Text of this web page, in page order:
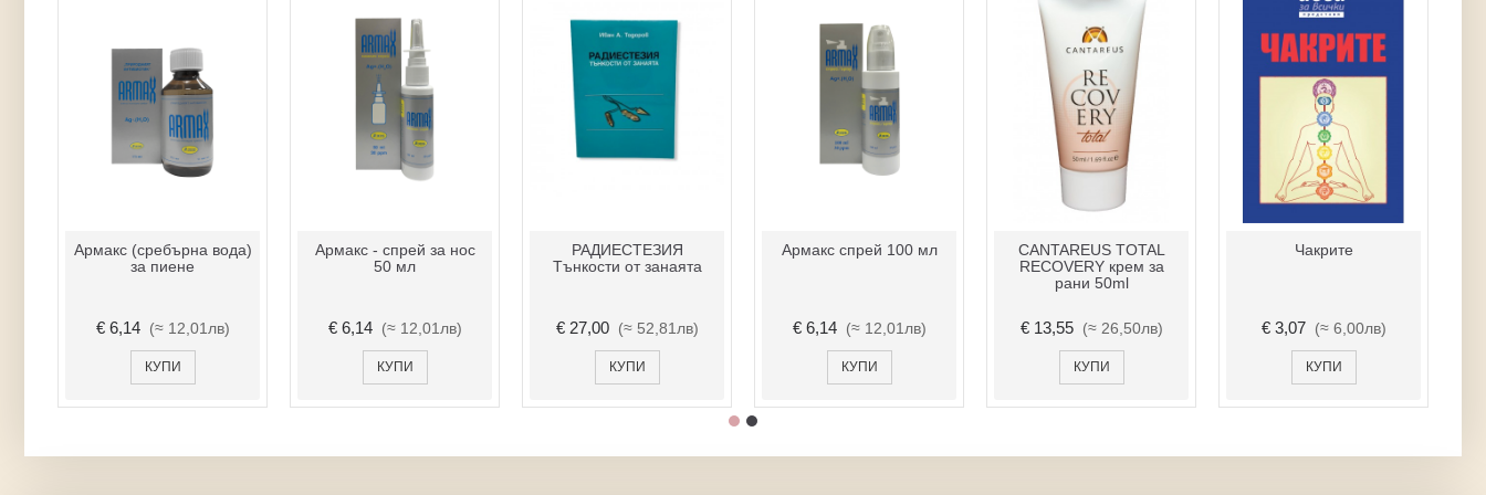
Армакс (сребърна вода)
за пиене
€ 6,14 (≈ 12,01лв)
КУПИ
Армакс - спрей за нос
50 мл
€ 6,14 (≈ 12,01лв)
КУПИ
РАДИЕСТЕЗИЯ
Тънкости от занаята
€ 27,00 (≈ 52,81лв)
КУПИ
Армакс спрей 100 мл
€ 6,14 (≈ 12,01лв)
КУПИ
CANTAREUS TOTAL
RECOVERY крем за
рани 50ml
€ 13,55 (≈ 26,50лв)
КУПИ
Чакрите
€ 3,07 (≈ 6,00лв)
КУПИ